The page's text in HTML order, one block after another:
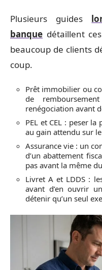
Plusieurs guides
banque détaillent
beaucoup de clients
coup.
Prêt immobilier ou
de
renégociation avant
PEL et CEL : peser la
au gain attendu sur
Assurance vie : un
d’un abattement
pas avant la même
Livret A et LDDS :
avant d’en ouvrir
détenir qu’un seul